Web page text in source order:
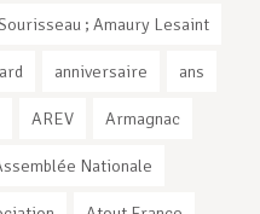
; Amaury Lesaint
anniversaire ans
AREV Armagnac
Nationale